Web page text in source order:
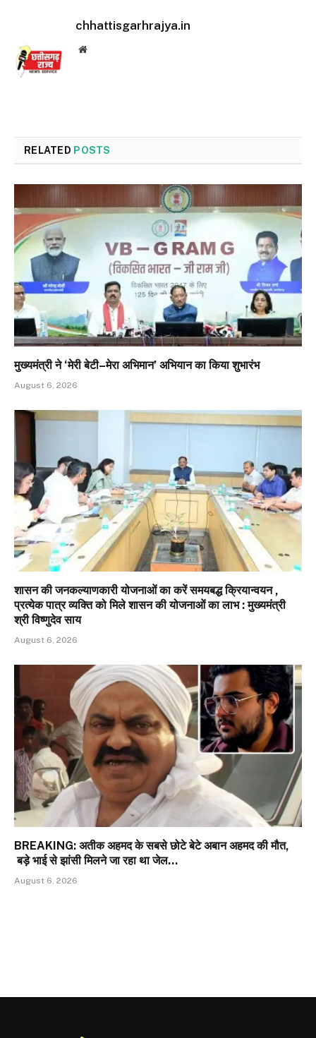
chhattisgarhrajya.in
Website
RELATED POSTS
मुख्यमंत्री ने ‘मेरी बेटी–मेरा अभिमान’ अभियान का किया शुभारंभ
August 6, 2026
शासन की जनकल्याणकारी योजनाओं का करें समयबद्ध क्रियान्वयन ,
प्रत्येक पात्र व्यक्ति को मिले शासन की योजनाओं का लाभ : मुख्यमंत्री
श्री विष्णुदेव साय
August 6, 2026
BREAKING: अतीक अहमद के सबसे छोटे बेटे अबान अहमद की मौत,
बड़े भाई से झांसी मिलने जा रहा था जेल…
August 6, 2026